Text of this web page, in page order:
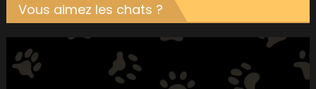
Vous aimez les chats ?